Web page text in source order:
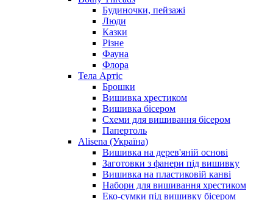
Будиночки, пейзажі
Люди
Казки
Різне
Фауна
Флора
Тела Артіс
Брошки
Вишивка хрестиком
Вишивка бісером
Схеми для вишивання бісером
Папертоль
Alisena (Україна)
Вишивка на дерев'яній основі
Заготовки з фанери під вишивку
Вишивка на пластиковій канві
Набори для вишивання хрестиком
Еко-сумки під вишивку бісером